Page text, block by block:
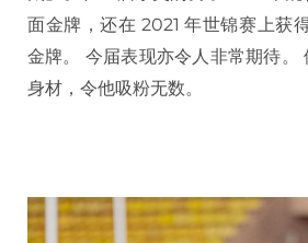
面金牌，还在 2021 年世锦赛上获
金牌。 今届表现亦令人非常期待。
身材，令他吸粉无数。